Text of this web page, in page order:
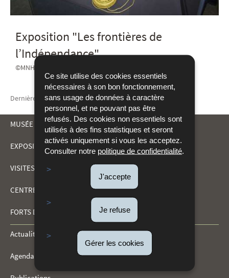
Ce site utilise des cookies essentiels
nécessaires à son bon fonctionnement,
sans usage de données à caractère
personnel, et ne pouvant pas être
refusés. Des cookies non essentiels sont
utilisés à des fins statistiques et seront
activés uniquement si vous les acceptez.
Consulter notre politique de confidentialité
J'accepte
Je refuse
Gérer les cookies
Exposition "Les frontières de
l’Indépendance"
©MNHA / Tom Lucas
Dernière mise à jour10/01/2019
MENU
DE
NAVIGATION
MUSÉE DRÄI EECHELEN
EXPOSITIONS
VISITES ET ACTIVITÉS
CENTRE DE DOCUMENTATION
FORTS DU KIRCHBERG
Actualités
Agenda